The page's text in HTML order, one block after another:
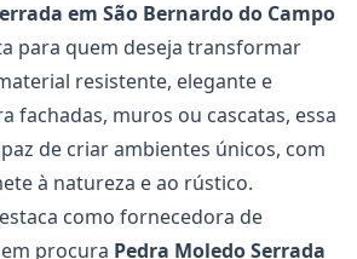
em São Bernardo do Campo
para quem deseja transformar
resistente, elegante e
fachadas, muros ou cascatas, essa
de criar ambientes únicos, com
à natureza e ao rústico.
como fornecedora de
procura Pedra Moledo Serrada